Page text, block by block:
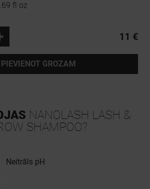
fl oz
11 €
PIEVIENOT GROZAM
NANOLASH LASH &
SHAMPOO?
Neitrāls pH